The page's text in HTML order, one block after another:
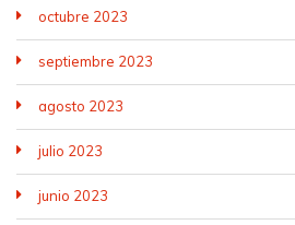
octubre 2023
septiembre 2023
agosto 2023
julio 2023
junio 2023